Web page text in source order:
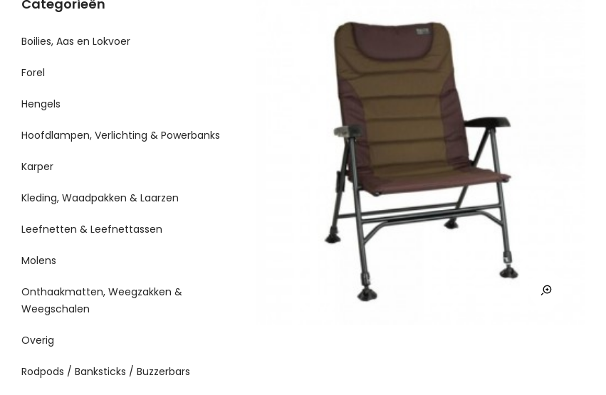
Categorieën
Boilies, Aas en Lokvoer
Forel
Hengels
Hoofdlampen, Verlichting & Powerbanks
Karper
Kleding, Waadpakken & Laarzen
Leefnetten & Leefnettassen
Molens
Onthaakmatten, Weegzakken &
Weegschalen
Overig
Rodpods / Banksticks / Buzzerbars